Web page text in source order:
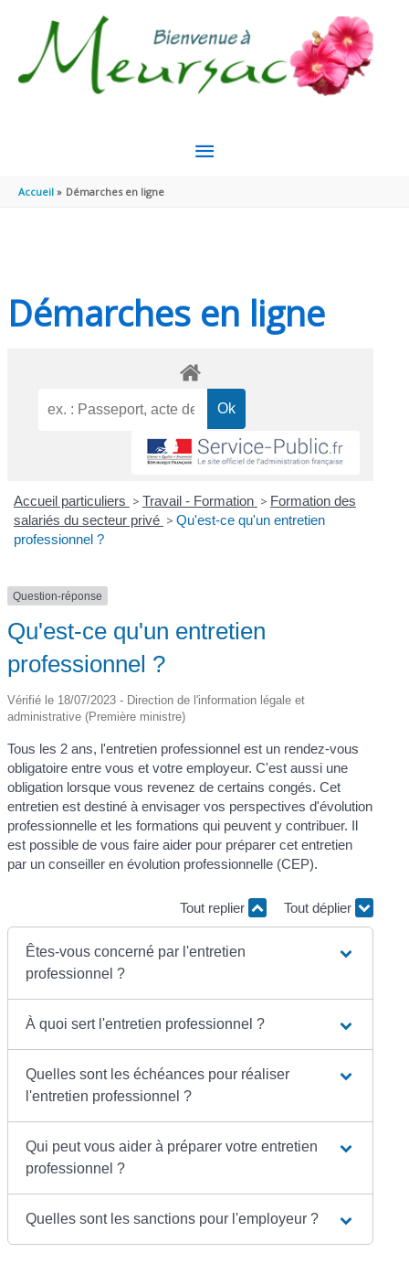
MENU
Accueil Démarches en ligne
Démarches en ligne
Accueil particuliers > Travail - Formation > Formation des
salariés du secteur privé > Qu'est-ce qu'un entretien
professionnel ?
Question-réponse
Qu'est-ce qu'un entretien
professionnel ?
Vérifié le 18/07/2023 - Direction de l'information légale et
administrative (Première ministre)
Tous les 2 ans, l'entretien professionnel est un rendez-vous
obligatoire entre vous et votre employeur. C'est aussi une
obligation lorsque vous revenez de certains congés. Cet
entretien est destiné à envisager vos perspectives d'évolution
professionnelle et les formations qui peuvent y contribuer. Il
est possible de vous faire aider pour préparer cet entretien
par un conseiller en évolution professionnelle (CEP).
Tout replier Tout déplier
Êtes-vous concerné par l'entretien
professionnel ?
À quoi sert l'entretien professionnel ?
Quelles sont les échéances pour réaliser
l'entretien professionnel ?
Qui peut vous aider à préparer votre entretien
professionnel ?
Quelles sont les sanctions pour l'employeur ?